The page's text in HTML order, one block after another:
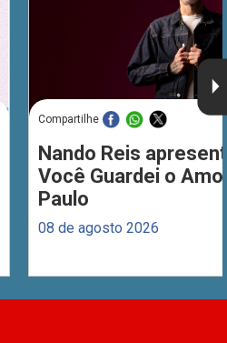
Compartilhe
Nando Reis
Você Guardei o
Paulo
08 de agosto 2026